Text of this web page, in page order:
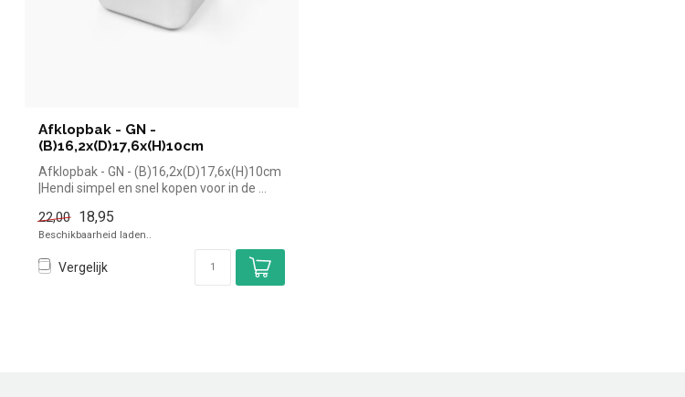
Afklopbak - GN -
(B)16,2x(D)17,6x(H)10cm
Afklopbak - GN - (B)16,2x(D)17,6x(H)10cm
|Hendi simpel en snel kopen voor in de ...
22,00 18,95
Beschikbaarheid laden..
Vergelijk